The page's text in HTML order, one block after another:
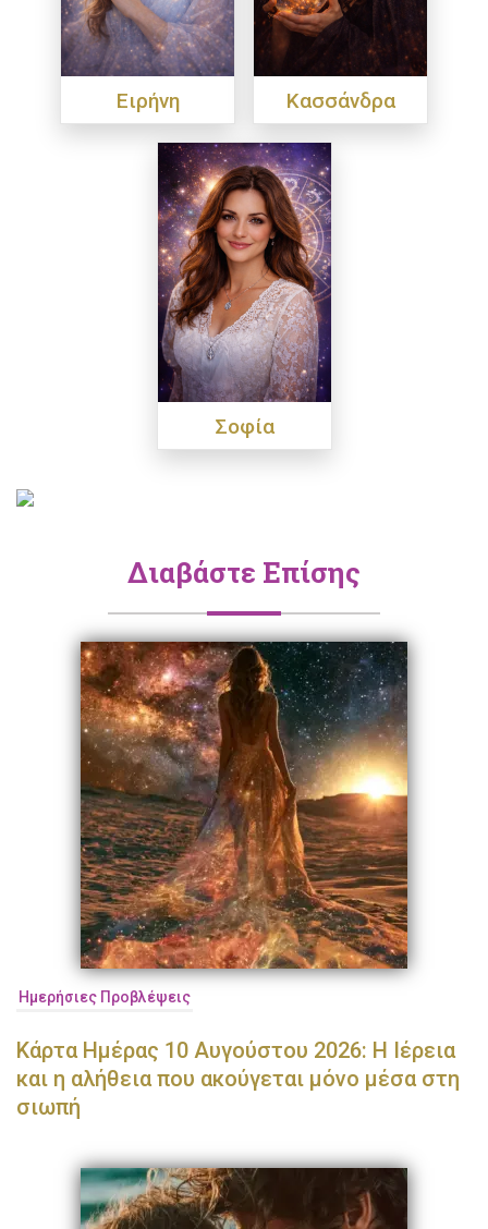
Ειρήνη Κασσάνδρα
Σοφία
Διαβάστε Επίσης
Ημερήσιες Προβλέψεις
Κάρτα Ημέρας 10 Αυγούστου 2026: Η Ιέρεια
και η αλήθεια που ακούγεται μόνο μέσα στη
σιωπή